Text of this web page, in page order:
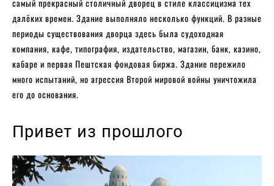
самый прекрасный столичный дворец в стиле классицизма тех
далёких времен. Здание выполняло несколько функций. В разные
периоды существования дворца здесь была судоходная
компания, кафе, типография, издательство, магазин, банк, казино,
кабаре и первая Пештская фондовая биржа. Здание пережило
много испытаний, но агрессия Второй мировой войны уничтожила
его до основания.
Привет из прошлого